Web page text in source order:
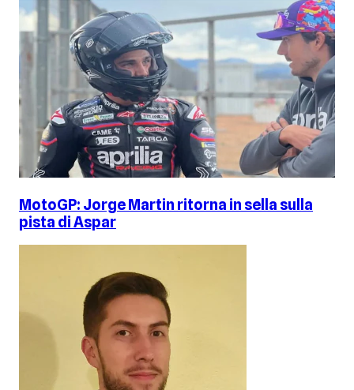
MotoGP: Jorge Martin ritorna in sella sulla
pista di Aspar